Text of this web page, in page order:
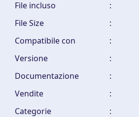
File incluso
:
File Size
:
Compatibile con
:
Versione
:
Documentazione
:
Vendite
:
Categorie
: